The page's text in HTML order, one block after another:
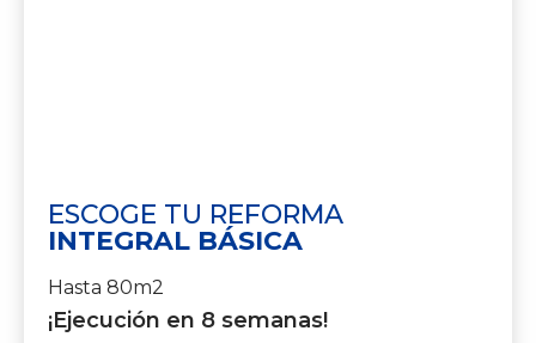
ESCOGE TU REFORMA
INTEGRAL BÁSICA
Hasta 80m2
¡Ejecución en 8 semanas!